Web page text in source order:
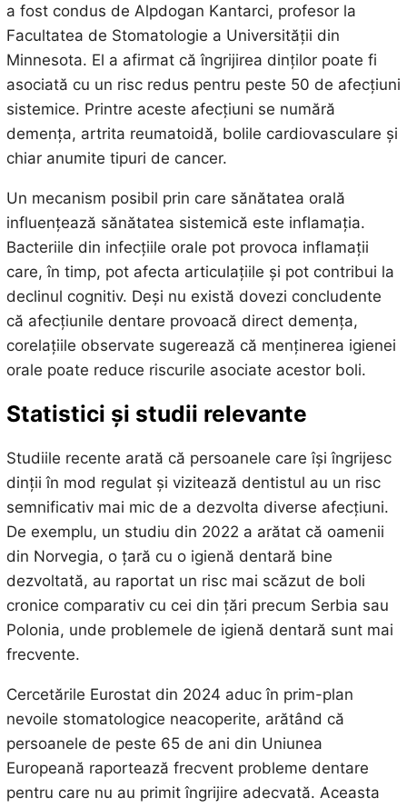
a fost condus de Alpdogan Kantarci, profesor la
Facultatea de Stomatologie a Universității din
Minnesota. El a afirmat că îngrijirea dinților poate fi
asociată cu un risc redus pentru peste 50 de afecțiuni
sistemice. Printre aceste afecțiuni se numără
demența, artrita reumatoidă, bolile cardiovasculare și
chiar anumite tipuri de cancer.
Un mecanism posibil prin care sănătatea orală
influențează sănătatea sistemică este inflamația.
Bacteriile din infecțiile orale pot provoca inflamații
care, în timp, pot afecta articulațiile și pot contribui la
declinul cognitiv. Deși nu există dovezi concludente
că afecțiunile dentare provoacă direct demența,
corelațiile observate sugerează că menținerea igienei
orale poate reduce riscurile asociate acestor boli.
Statistici și studii relevante
Studiile recente arată că persoanele care își îngrijesc
dinții în mod regulat și vizitează dentistul au un risc
semnificativ mai mic de a dezvolta diverse afecțiuni.
De exemplu, un studiu din 2022 a arătat că oamenii
din Norvegia, o țară cu o igienă dentară bine
dezvoltată, au raportat un risc mai scăzut de boli
cronice comparativ cu cei din țări precum Serbia sau
Polonia, unde problemele de igienă dentară sunt mai
frecvente.
Cercetările Eurostat din 2024 aduc în prim-plan
nevoile stomatologice neacoperite, arătând că
persoanele de peste 65 de ani din Uniunea
Europeană raportează frecvent probleme dentare
pentru care nu au primit îngrijire adecvată. Aceasta